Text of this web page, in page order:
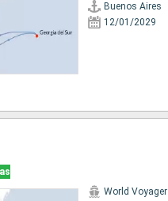
Buenos Aires
12/01/2029
World Voyager